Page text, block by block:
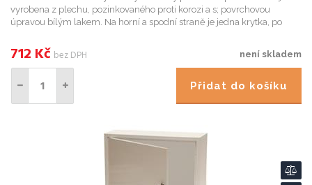
vyrobena z plechu, pozinkovaného proti korozi a s; povrchovou
úpravou bílým lakem. Na horní a spodní straně je jedna krytka, po
není skladem
712 Kč bez DPH
Přidat do košíku